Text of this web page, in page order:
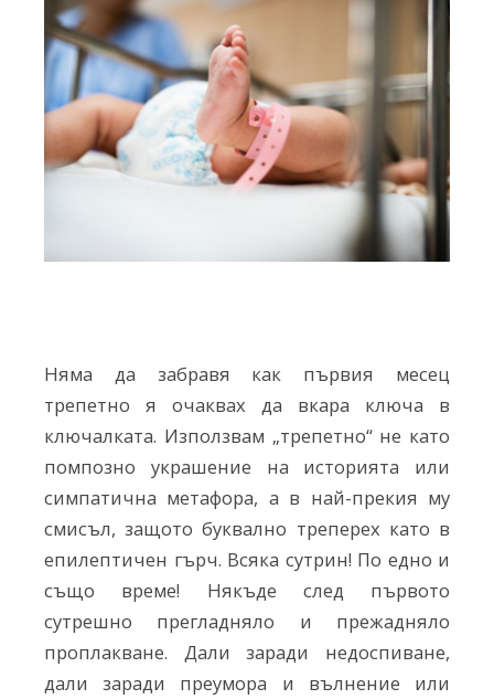
Няма да забравя как първия месец
трепетно я очаквах да вкара ключа в
ключалката. Използвам „трепетно“ не като
помпозно украшение на историята или
симпатична метафора, а в най-прекия му
смисъл, защото буквално треперех като в
епилептичен гърч. Всяка сутрин! По едно и
също време! Някъде след първото
сутрешно прегладняло и прежадняло
проплакване. Дали заради недоспиване,
дали заради преумора и вълнение или